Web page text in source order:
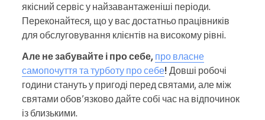
якісний сервіс у найзавантаженіші періоди.
Переконайтеся, що у вас достатньо працівників
для обслуговування клієнтів на високому рівні.
Але не забувайте і про себе, про власне
самопочуття та турботу про себе! Довші робочі
години стануть у пригоді перед святами, але між
святами обов’язково дайте собі час на відпочинок
із близькими.